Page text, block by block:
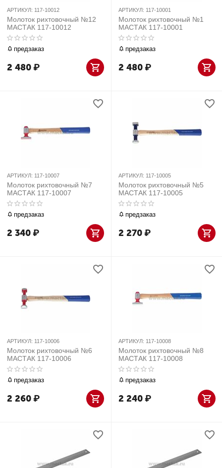
АРТИКУЛ: 117-10012
Молоток рихтовочный №12
МАСТАК 117-10012
предзаказ
2 480₽
АРТИКУЛ: 117-10001
Молоток рихтовочный №1
МАСТАК 117-10001
предзаказ
2 480₽
АРТИКУЛ: 117-10007
Молоток рихтовочный №7
МАСТАК 117-10007
предзаказ
2 340₽
АРТИКУЛ: 117-10005
Молоток рихтовочный №5
МАСТАК 117-10005
предзаказ
2 270₽
АРТИКУЛ: 117-10006
Молоток рихтовочный №6
МАСТАК 117-10006
предзаказ
2 260₽
АРТИКУЛ: 117-10008
Молоток рихтовочный №8
МАСТАК 117-10008
предзаказ
2 240₽